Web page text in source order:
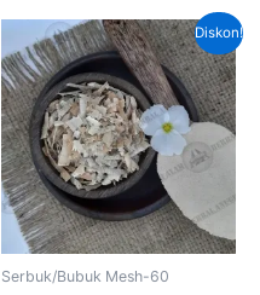
Diskon!
Serbuk/Bubuk Mesh-60
Harga
aslinya
adalah:
Rp60,000.00.
saat
ini